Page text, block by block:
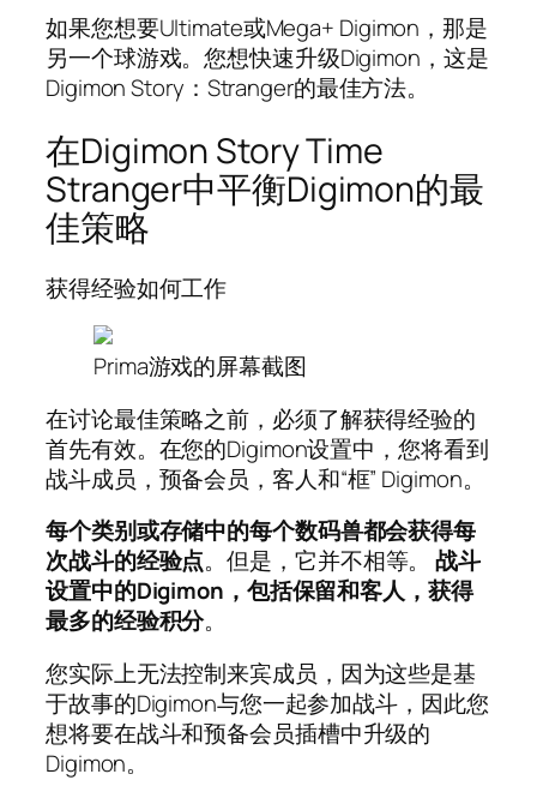
如果您想要Ultimate或Mega+ Digimon，那是
另一个球游戏。您想快速升级Digimon，这是
Digimon Story：Stranger的最佳方法。
在Digimon Story Time
Stranger中平衡Digimon的最
佳策略
获得经验如何工作
Prima游戏的屏幕截图
在讨论最佳策略之前，必须了解获得经验的
首先有效。在您的Digimon设置中，您将看到
战斗成员，预备会员，客人和“框” Digimon。
每个类别或存储中的每个数码兽都会获得每
次战斗的经验点。但是，它并不相等。战斗
设置中的Digimon，包括保留和客人，获得
最多的经验积分。
您实际上无法控制来宾成员，因为这些是基
于故事的Digimon与您一起参加战斗，因此您
想将要在战斗和预备会员插槽中升级的
Digimon。